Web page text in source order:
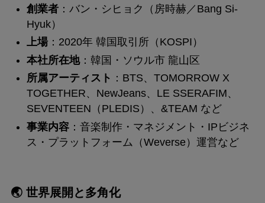
創業者：バン・シヒョク（房時赫／Bang Si-
Hyuk）
上場：2020年 韓国取引所（KOSPI）
本社所在地：韓国・ソウル市 龍山区
所属アーティスト ：BTS、TOMORROW X
TOGETHER、NewJeans、LE SSERAFIM、
SEVENTEEN（PLEDIS）、&TEAM など
事業内容：音楽制作・マネジメント・IPビジネ
ス・プラットフォーム（Weverse）運営など
🌏 世界展開と多角化